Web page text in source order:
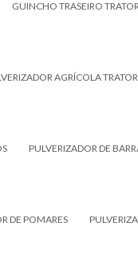
GUINCHO TRASEIRO TRATOR
AGRÍCOLA
PULVERIZADOR DE
DE POMARES